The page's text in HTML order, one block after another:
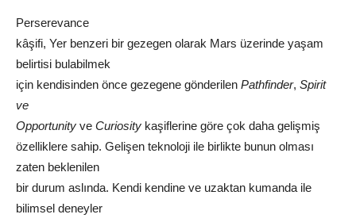
Perserevance
kâşifi, Yer benzeri bir gezegen olarak Mars üzerinde yaşam
belirtisi bulabilmek
için kendisinden önce gezegene gönderilen Pathfinder, Spirit
ve
Opportunity ve Curiosity kaşiflerine göre çok daha gelişmiş
özelliklere sahip. Gelişen teknoloji ile birlikte bunun olması
zaten beklenilen
bir durum aslında. Kendi kendine ve uzaktan kumanda ile
bilimsel deneyler